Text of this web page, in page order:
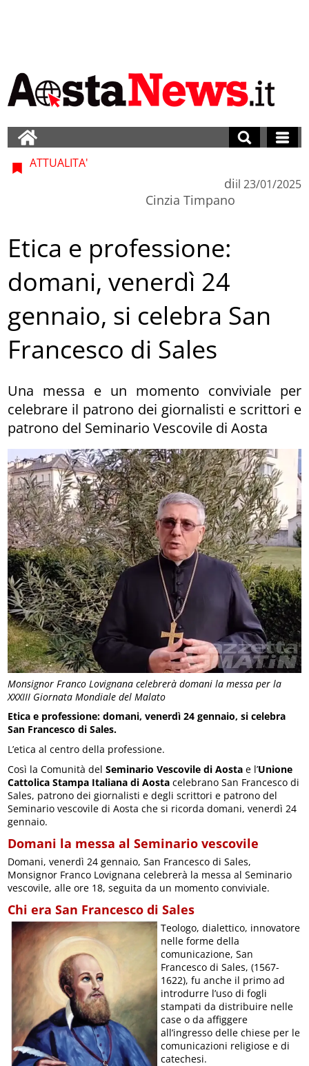
Monsignor Franco Lovignana celebrerà domani la messa per la
XXXIII Giornata Mondiale del Malato
ATTUALITA'
di
Cinzia Timpano
il 23/01/2025
Etica e professione:
domani, venerdì 24
gennaio, si celebra San
Francesco di Sales
Una messa e un momento conviviale per
celebrare il patrono dei giornalisti e scrittori e
patrono del Seminario Vescovile di Aosta
Etica e professione: domani, venerdì 24 gennaio, si celebra
San Francesco di Sales.
L’etica al centro della professione.
Così la Comunità delSeminario Vescovile di Aosta e l’Unione
Cattolica Stampa Italiana di Aosta celebrano San Francesco di
Sales, patrono dei giornalisti e degli scrittori e patrono del
Seminario vescovile di Aosta che si ricorda domani, venerdì 24
gennaio.
Domani la messa al Seminario vescovile
Domani, venerdì 24 gennaio, San Francesco di Sales,
Monsignor Franco Lovignana celebrerà la messa al Seminario
vescovile, alle ore 18, seguita da un momento conviviale.
Chi era San Francesco di Sales
Teologo, dialettico, innovatore
nelle forme della
comunicazione, San
Francesco di Sales, (1567-
1622), fu anche il primo ad
introdurre l’uso di fogli
stampati da distribuire nelle
case o da affiggere
all’ingresso delle chiese per le
comunicazioni religiose e di
catechesi.